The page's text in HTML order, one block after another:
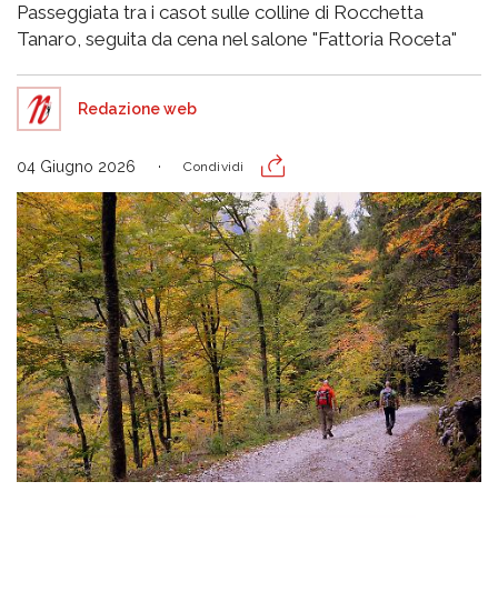
Passeggiata tra i casot sulle colline di Rocchetta
Tanaro, seguita da cena nel salone "Fattoria Roceta"
Redazione web
04 Giugno 2026 Condividi